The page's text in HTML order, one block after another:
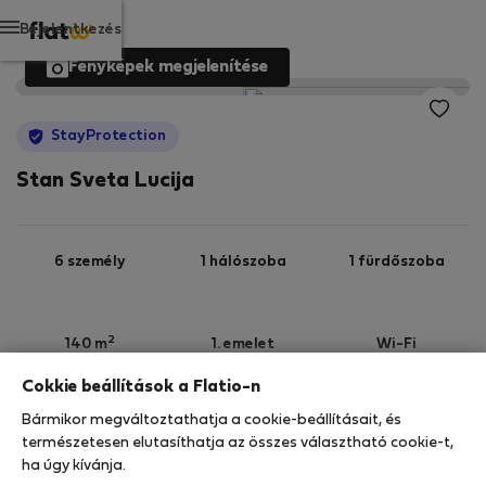
Bejelentkezés
Fényképek megjelenítése
StayProtection
Stan Sveta Lucija
6 személy 1 hálószoba 1 fürdőszoba
140 m2 1. emelet Wi-Fi
Az ebben az ingatlanban való tartózkodását a
StayProtection
Cokkie beállítások a Flatio-n
Bármikor megváltoztathatja a cookie-beállításait, és
természetesen elutasíthatja az összes választható cookie-t,
ha úgy kívánja.